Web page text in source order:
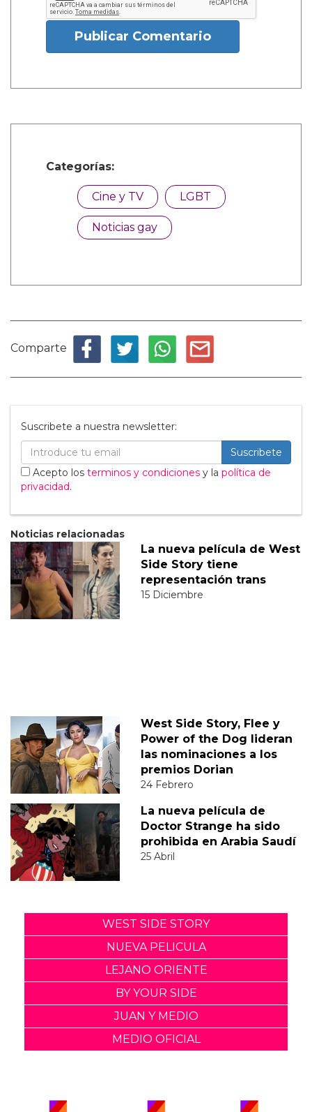
Publicar Comentario
Categorías:
Cine y TV LGBT
Noticias gay
Comparte
Suscribete a nuestra newsletter:
Suscribete
Acepto los terminos y condiciones y la política de
privacidad.
Noticias relacionadas
La nueva película de West
Side Story tiene
representación trans
15 Diciembre
West Side Story, Flee y
Power of the Dog lideran
las nominaciones a los
premios Dorian
24 Febrero
La nueva película de
Doctor Strange ha sido
prohibida en Arabia Saudí
25 Abril
WEST SIDE STORY
NUEVA PELICULA
LEJANO ORIENTE
BY YOUR SIDE
JUAN Y MEDIO
MEDIO OFICIAL